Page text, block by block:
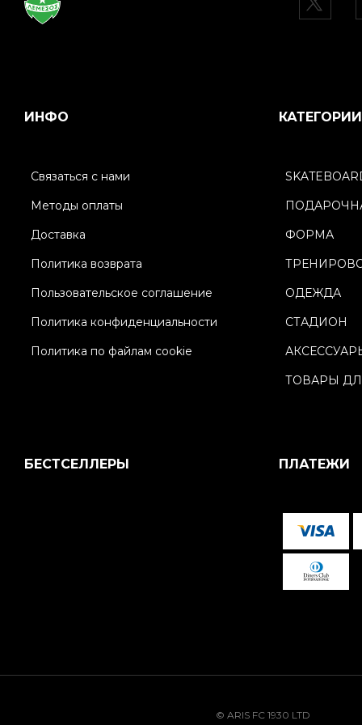
ИНФО
Связаться с нами
Методы оплаты
Доставка
Политика возврата
Пользовательское соглашение
Политика конфиденциальности
Политика по файлам cookie
КАТЕГОРИИ
ФОРМА
ОДЕЖДА
СТАДИОН
ТОВАРЫ
БЕСТСЕЛЛЕРЫ ПЛАТЕЖИ
© ARIS FC 1930 LTD